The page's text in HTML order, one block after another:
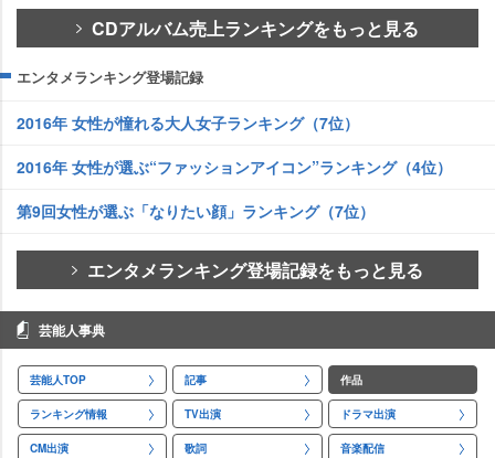
CDアルバム売上ランキングをもっと見る
エンタメランキング登場記録
2016年 女性が憧れる大人女子ランキング（7位）
2016年 女性が選ぶ“ファッションアイコン”ランキング（4位）
第9回女性が選ぶ「なりたい顔」ランキング（7位）
エンタメランキング登場記録をもっと見る
芸能人事典
芸能人TOP 記事 作品
ランキング情報 TV出演 ドラマ出演
CM出演 歌詞 音楽配信